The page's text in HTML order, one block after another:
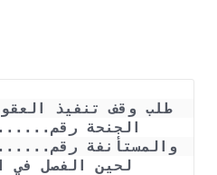
لحين الفصل في